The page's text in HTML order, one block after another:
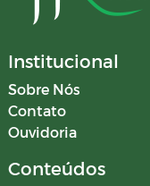
Institucional
Sobre Nós
Contato
Ouvidoria
Conteúdos